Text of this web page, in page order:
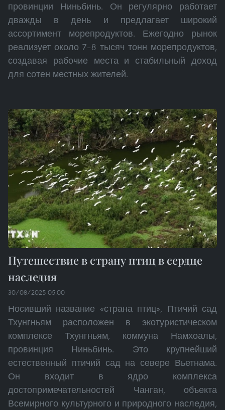
провинции Ниньбинь. Он регулярно работает
дважды в день и предлагает широкий
ассортимент морепродуктов. Ежегодно рынок
реализует около 7–8 тысяч тонн морепродуктов,
создавая рабочие места и стабильный доход
для сотен местных жителей.
Путешествие в страну птиц в сердце
наследия
30/08/2025 05:00
Носивший название «страна птиц», Птичий сад
Тхунгньям расположен в экотуристическом
комплексе Тхунгньям, коммуна Намхоалы,
провинция Ниньбинь. Это крупнейший
естественный птичий сад на севере Вьетнама.
Он входит в ядро комплекса
достопримечательностей Чанган, объекта
Всемирного культурного и природного наследия,